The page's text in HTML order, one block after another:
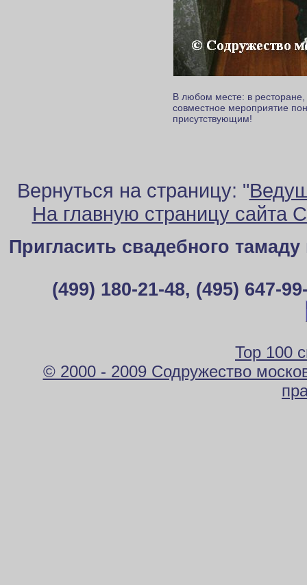
В любом месте: в
совместное мероприятие
присутствующим!
Вернуться на страницу: "
На главную страницу сайта
Пригласить свадебного
(499) 180-21-48, (495) 647-
Top 100
© 2000 - 2009 Содружество